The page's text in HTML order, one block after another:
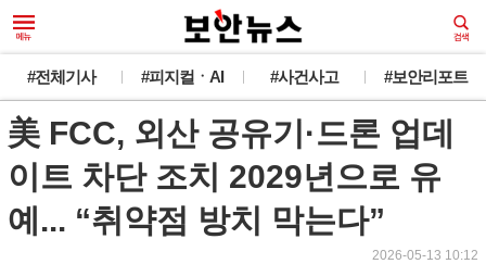
#전체기사 #피지컬ㆍAI #사건사고 #보안리포트
美 FCC, 외산 공유기·드론 업데
이트 차단 조치 2029년으로 유
예... “취약점 방치 막는다”
2026-05-13 10:12